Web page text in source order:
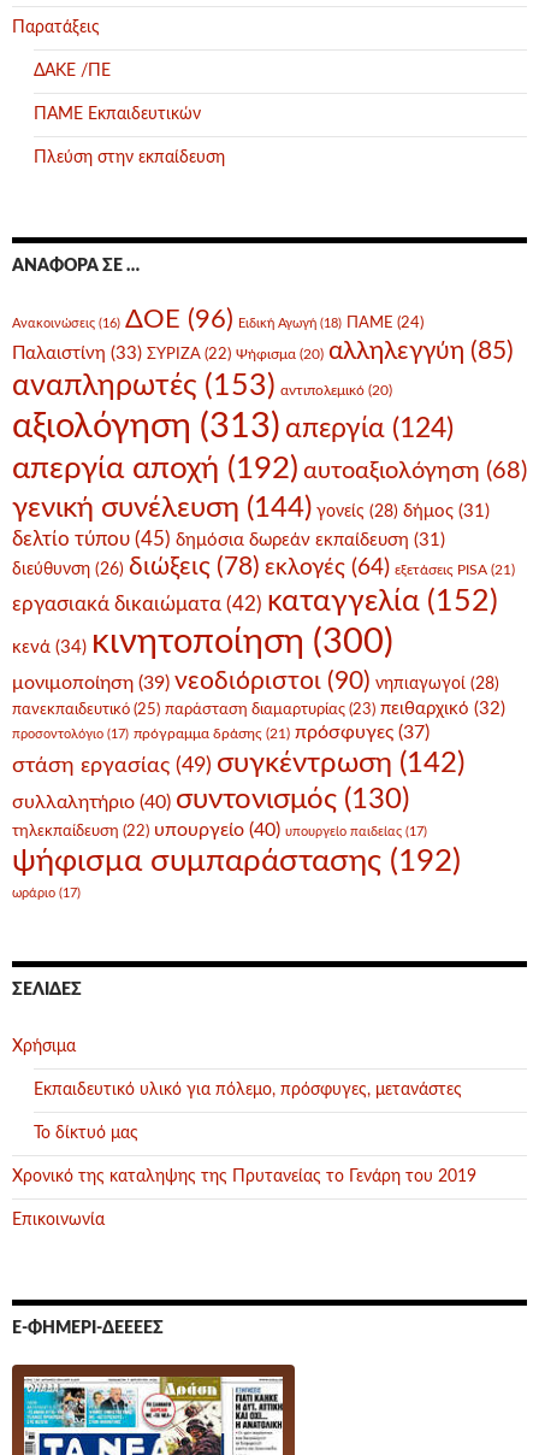
Παρατάξεις
ΔΑΚΕ /ΠΕ
ΠΑΜΕ Εκπαιδευτικών
Πλεύση στην εκπαίδευση
ΑΝΑΦΟΡΆ ΣΕ …
Ανακοινώσεις (16) ΔΟΕ (96) Ειδική Αγωγή (18) ΠΑΜΕ (24)
Παλαιστίνη (33) ΣΥΡΙΖΑ (22) Ψήφισμα (20) αλληλεγγύη (85)
αναπληρωτές (153) αντιπολεμικό (20)
αξιολόγηση (313) απεργία (124)
απεργία αποχή (192) αυτοαξιολόγηση (68)
γενική συνέλευση (144) γονείς (28) δήμος (31)
δελτίο τύπου (45) δημόσια δωρεάν εκπαίδευση (31)
διεύθυνση (26) διώξεις (78) εκλογές (64) εξετάσεις PISA (21)
εργασιακά δικαιώματα (42) καταγγελία (152)
κενά (34) κινητοποίηση (300)
μονιμοποίηση (39) νεοδιόριστοι (90) νηπιαγωγοί (28)
πανεκπαιδευτικό (25) παράσταση διαμαρτυρίας (23) πειθαρχικό (32)
προσοντολόγιο (17) πρόγραμμα δράσης (21) πρόσφυγες (37)
στάση εργασίας (49) συγκέντρωση (142)
συλλαλητήριο (40) συντονισμός (130)
τηλεκπαίδευση (22) υπουργείο (40) υπουργείο παιδείας (17)
ψήφισμα συμπαράστασης (192)
ωράριο (17)
ΣΕΛΊΔΕΣ
Χρήσιμα
Εκπαιδευτικό υλικό για πόλεμο, πρόσφυγες, μετανάστες
Το δίκτυό μας
Χρονικό της καταληψης της Πρυτανείας το Γενάρη του 2019
Επικοινωνία
Ε-ΦΗΜΕΡΊ-ΔΕΕΕΕΣ